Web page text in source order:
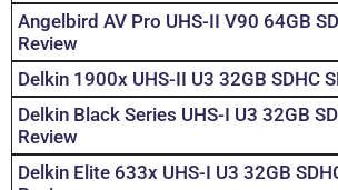
Angelbird AV Pro UHS-II V90 64GB
Review
Delkin 1900x UHS-II U3 32GB SDHC
Delkin Black Series UHS-I U3 32GB
Review
Delkin Elite 633x UHS-I U3 32GB